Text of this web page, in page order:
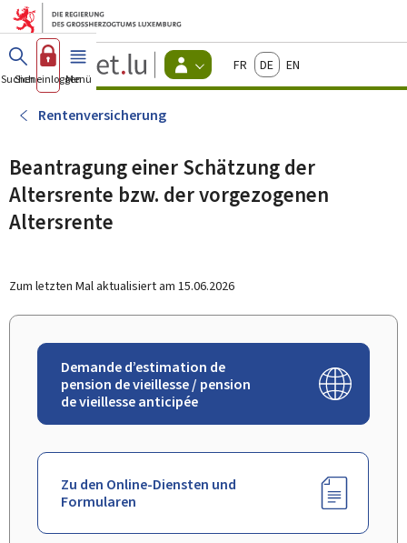
Zum Hauptmenü
Zum Inhalt
Guichet.lu
Changer
d'espace
actif
FrançaisDeutschEnglish
Suchen
Sich einloggen
Menü Haupt-
Rentenversicherung
Beantragung einer Schätzung der
Altersrente bzw. der vorgezogenen
Altersrente
Zum letzten Mal aktualisiert am 15.06.2026
Demande d’estimation de
pension de vieillesse / pension
de vieillesse anticipée
Zu den Online-Diensten und
Formularen